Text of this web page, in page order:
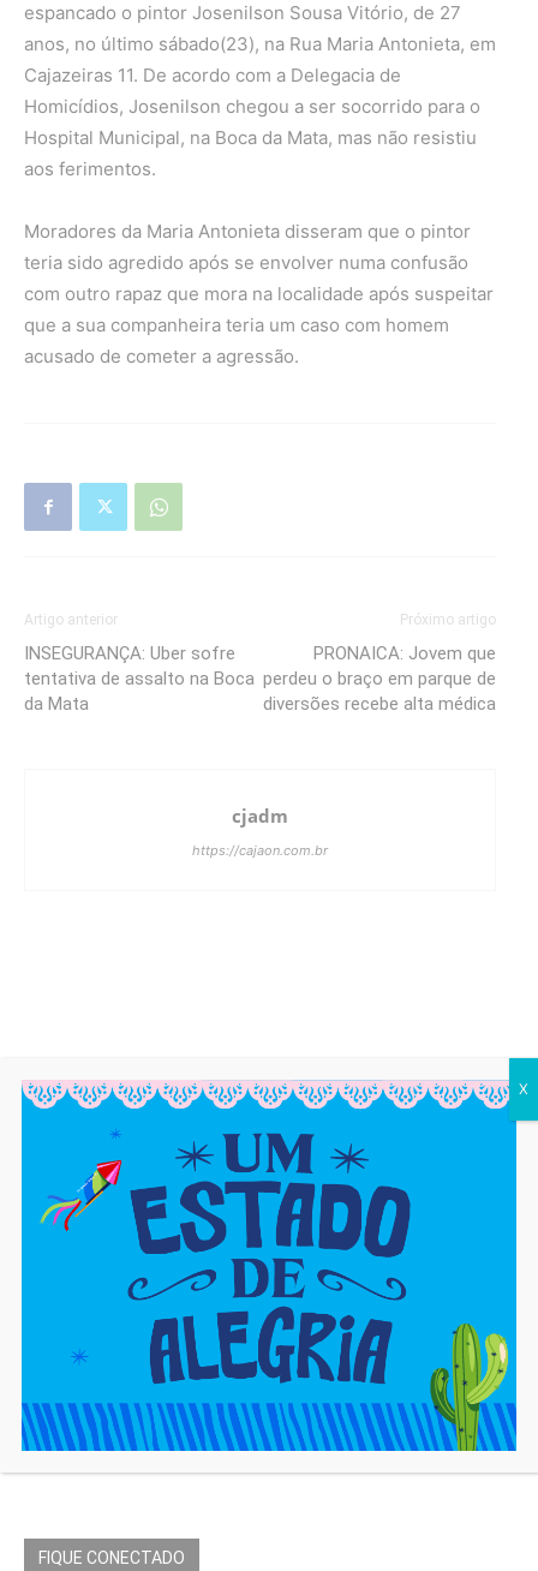
espancado o pintor Josenilson Sousa Vitório, de 27
anos, no último sábado(23), na Rua Maria Antonieta, em
Cajazeiras 11. De acordo com a Delegacia de
Homicídios, Josenilson chegou a ser socorrido para o
Hospital Municipal, na Boca da Mata, mas não resistiu
aos ferimentos.
Moradores da Maria Antonieta disseram que o pintor
teria sido agredido após se envolver numa confusão
com outro rapaz que mora na localidade após suspeitar
que a sua companheira teria um caso com homem
acusado de cometer a agressão.
Artigo anterior
INSEGURANÇA: Uber sofre
tentativa de assalto na Boca
da Mata
Próximo artigo
PRONAICA: Jovem que
perdeu o braço em parque de
diversões recebe alta médica
cjadm
https://cajaon.com.br
FIQUE CONECTADO
X